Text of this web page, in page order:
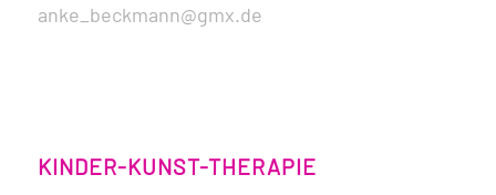
anke_beckmann@gmx.de
KINDER-KUNST-THERAPIE